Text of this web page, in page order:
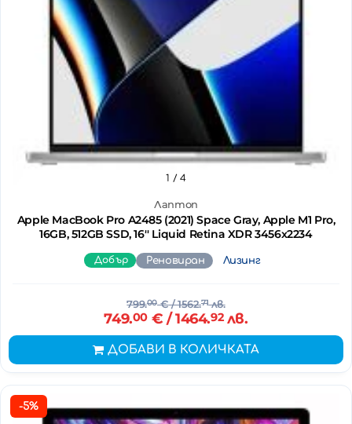
Лаптоп
Apple MacBook Pro A2485 (2021) Space Gray, Apple M1 Pro,
16GB, 512GB SSD, 16'' Liquid Retina XDR 3456x2234
1 / 4
Добър Реновиран Лизинг
799.00€/ 1562.71лв.
749.00€ / 1464.92лв.
ДОБАВИ В КОЛИЧКАТА
-5%